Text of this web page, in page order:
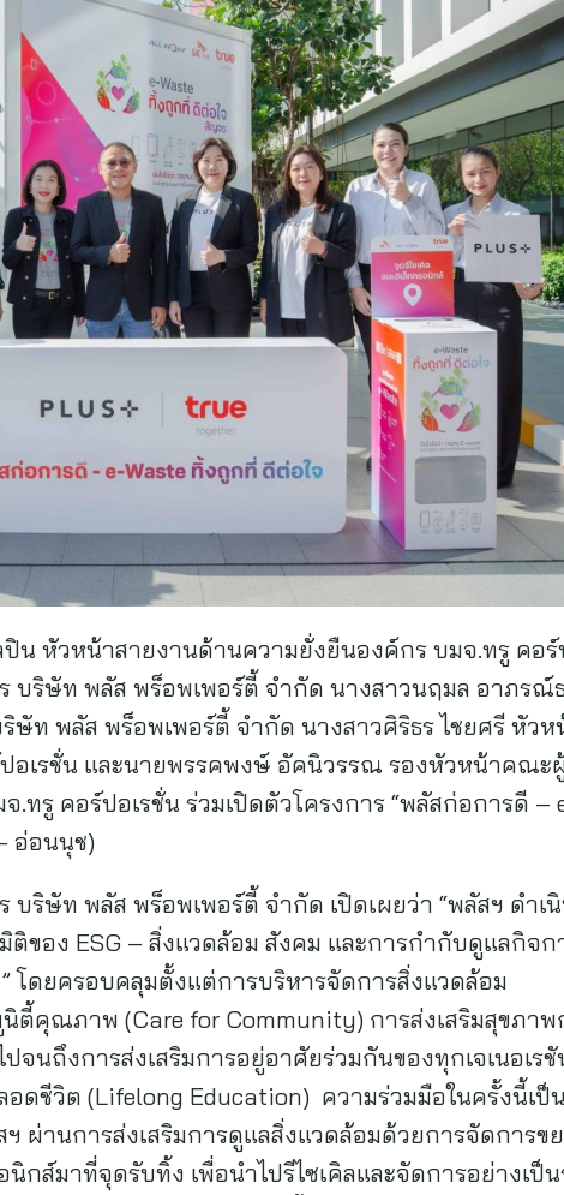
น หัวหน้าสายงานด้านความยั่งยืนองค์กร บมจ.ทรู คอร์
บริษัท พลัส พร็อพเพอร์ตี้ จำกัด นางสาวนฤมล อาภรณ์
ษัท พลัส พร็อพเพอร์ตี้ จำกัด นางสาวศิริธร ไชยศรี หัวห
อเรชั่น และนายพรรคพงษ์ อัคนิวรรณ รองหัวหน้าคณะ
ทรู คอร์ปอเรชั่น ร่วมเปิดตัวโครงการ “พลัสก่อการดี –
อ่อนนุช)
ริษัท พลัส พร็อพเพอร์ตี้ จำกัด เปิดเผยว่า “พลัสฯ ดำเ
ของ ESG – สิ่งแวดล้อม สังคม และการกำกับดูแลกิจก
โดยครอบคลุมตั้งแต่การบริหารจัดการสิ่งแวดล้อม
ตี้คุณภาพ (Care for Community) การส่งเสริมสุขภาพ
จนถึงการส่งเสริมการอยู่อาศัยร่วมกันของทุกเจเนอเรชั
ดชีวิต (Lifelong Education) ความร่วมมือในครั้งนี้เป็
ผ่านการส่งเสริมการดูแลสิ่งแวดล้อมด้วยการจัดการข
กส์มาที่จุดรับทิ้ง เพื่อนำไปรีไซเคิลและจัดการอย่างเป็